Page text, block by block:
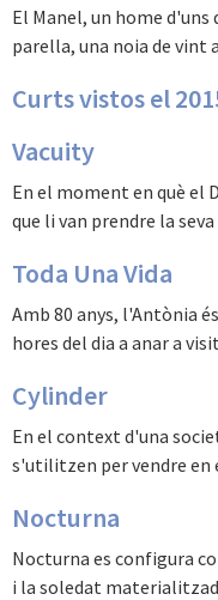
El Manel, un home d'uns
parella, una noia de vint
Curts vistos el
Vacuity
En el moment en què el
que li van prendre la
Toda Una Vida
Amb 80 anys, l'Antònia
hores del dia a anar a
Cylinder
En el context d'una
s'utilitzen per vendre en
Nocturna
Nocturna es configura
i la soledat